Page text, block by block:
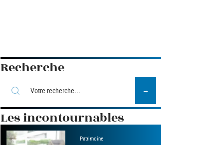
Recherche
Les incontournables
Patrimoine